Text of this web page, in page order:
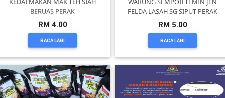
BERUAS PERAK
RM 4.00
BACA LAGI
FELDA LASAH SG SIPUT PERAK
RM 5.00
BACA LAGI
SINGAPORE(0)
BRUNEI(0)